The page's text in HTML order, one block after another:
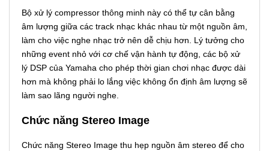
Bộ xử lý compressor thông minh này có thể tự cân bằng
âm lượng giữa các track nhạc khác nhau từ một nguồn âm,
làm cho việc nghe nhạc trở nên dễ chịu hơn. Lý tưởng cho
những event nhỏ với cơ chế vận hành tự động, các bộ xử
lý DSP của Yamaha cho phép thời gian chơi nhạc được dài
hơn mà không phải lo lắng việc không ổn định âm lượng sẽ
làm sao lãng người nghe.
Chức năng Stereo Image
Chức năng Stereo Image thu hẹp nguồn âm stereo để cho